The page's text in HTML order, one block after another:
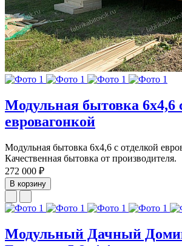
Модульная бытовка 6х4,6
евровагонкой
Модульная бытовка 6х4,6 с отделкой
Качественная бытовка от производителя.
272 000 ₽
В корзину
Модульный Дачный